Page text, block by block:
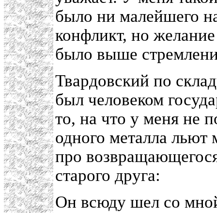
было ни малейшего
конфликт, но
было выше
Твардовский по
был человеком
то, на что у меня не
одного металла льют
про
старого друга:
Он всюду шел со